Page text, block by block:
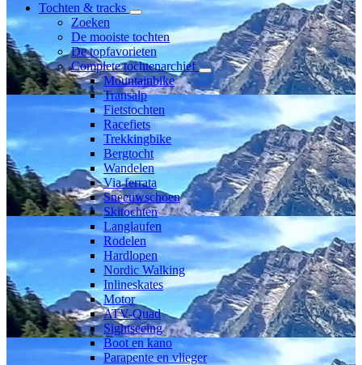
Tochten & tracks
Zoeken
De mooiste tochten
De topfavorieten
Complete tochtenarchief
Mountainbike
Transalp
Fietstochten
Racefiets
Trekkingbike
Bergtocht
Wandelen
Via ferrata
Sneeuwschoen
Skitochten
Langlaufen
Rodelen
Hardlopen
Nordic Walking
Inlineskates
Motor
ATV-Quad
Sightseeing
Boot en kano
Parapente en vlieger